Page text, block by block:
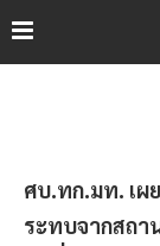
ศบ.ทก.มท. เผ
ระทบจากสถ